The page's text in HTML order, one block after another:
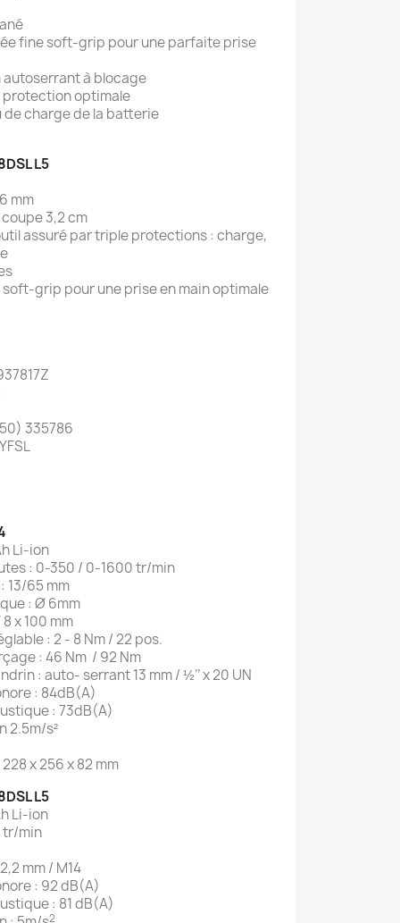
fine soft-grip pour une parfaite prise
autoserrant à blocage
optimale
charge de la batterie
L5
mm
3,2 cm
assuré par triple protections : charge,
grip pour une prise en main optimale
335786
Li-ion
: 0-350 / 0-1600 tr/min
13/65 mm
: Ø 6mm
x 100 mm
: 2 - 8 Nm / 22 pos.
: 46 Nm / 92 Nm
: auto- serrant 13 mm / ½’’ x 20 UN
: 84dB(A)
: 73dB(A)
2.5m/s²
x 256 x 82 mm
L5
Li-ion
tr/min
mm / M14
: 92 dB(A)
: 81 dB(A)
2